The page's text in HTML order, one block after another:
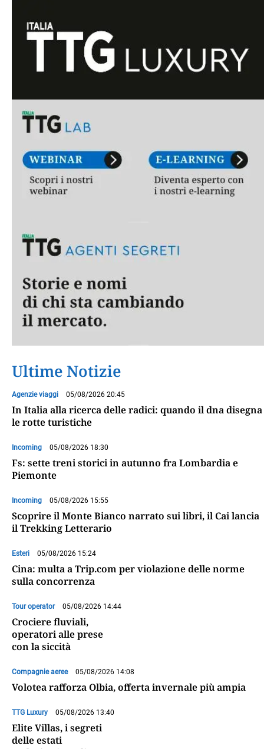
Ultime Notizie
Agenzie viaggi 05/08/2026 20:45
In Italia alla ricerca delle radici: quando il dna disegna
le rotte turistiche
Incoming 05/08/2026 18:30
Fs: sette treni storici in autunno fra Lombardia e
Piemonte
Incoming 05/08/2026 15:55
Scoprire il Monte Bianco narrato sui libri, il Cai lancia
il Trekking Letterario
Esteri 05/08/2026 15:24
Cina: multa a Trip.com per violazione delle norme
sulla concorrenza
Tour operator 05/08/2026 14:44
Crociere fluviali,
operatori alle prese
con la siccità
Compagnie aeree 05/08/2026 14:08
Volotea rafforza Olbia, offerta invernale più ampia
TTG Luxury 05/08/2026 13:40
Elite Villas, i segreti
delle estati